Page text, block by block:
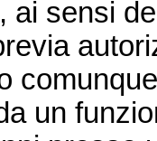
ai sensi
un